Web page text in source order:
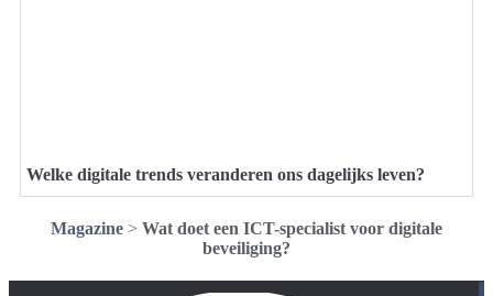
Welke digitale trends veranderen ons dagelijks leven?
Magazine > Wat doet een ICT-specialist voor digitale
beveiliging?